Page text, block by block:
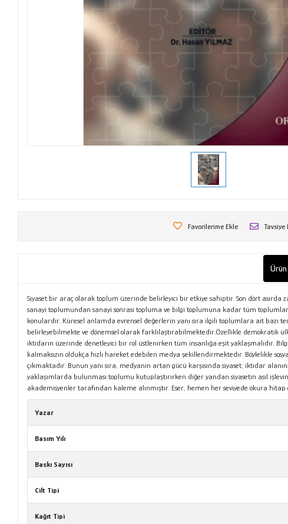
Favorilerime Ekle Tavsiye
Ürün
Siyaset bir araç olarak toplum üzerinde belirleyici bir etkiye sahiptir. Son dört
sanayi toplumundan sanayi sonrası topluma ve bilgi toplumuna kadar tüm
konulardır. Küresel anlamda evrensel değerlerin yanı sıra ilgili toplumlara ait
belirleyebilmekte ve dönemsel olarak farklılaştırabilmektedir.Özellikle demokratik
iktidarın üzerinde denetleyici bir rol üstlenirken tüm insanlığa eşit yaklaşmalıdır.
kalmaksızın oldukça hızlı hareket edebilen medya şekillendirmektedir. Böylelikle
çıkmaktadır. Bunun yanı sıra, medyanın artan gücü karşısında siyaset; iktidar
yaklaşımlarda bulunması toplumu kutuplaştırırken diğer yandan siyasetin asıl
akademisyenler tarafından kaleme alınmıştır. Eser, hemen her seviyede okura
Yazar
Basım Yılı
Baskı Sayısı
Cilt Tipi
Kağıt Tipi